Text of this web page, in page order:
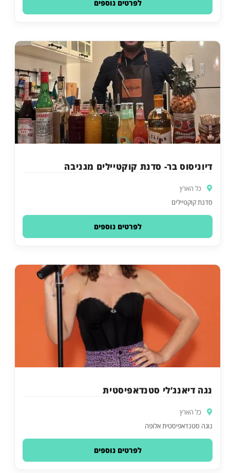
לפרטים נוספים
דיוניסוס בר- סדנת קוקטיילים מגניבה
כל הארץ
סדנת קוקטיילים‎‎
לפרטים נוספים
נגה דיאנג’לי סטנדאפיסטית
כל הארץ
נוגה סטנדאפיסטית אלופה
לפרטים נוספים